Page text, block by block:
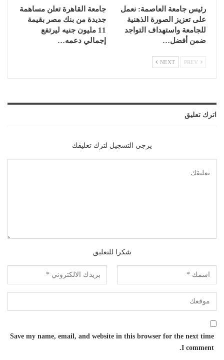
رئيس جامعة العاصمة: نعمل
على تعزيز الصورة الذهنية
للجامعة واستهداف التواجد
ضمن أفضل…
جامعة القاهرة تعلن مساهمة
جديدة من بنك مصر بقيمة
11 مليون جنيه ليرتفع
إجمالي دعمه…
NEXT
اترك تعليق
يرجي التسجيل لترك تعليقك
شكرا للتعليق
Save my name, email, and website in this browser for the next time
I comment.